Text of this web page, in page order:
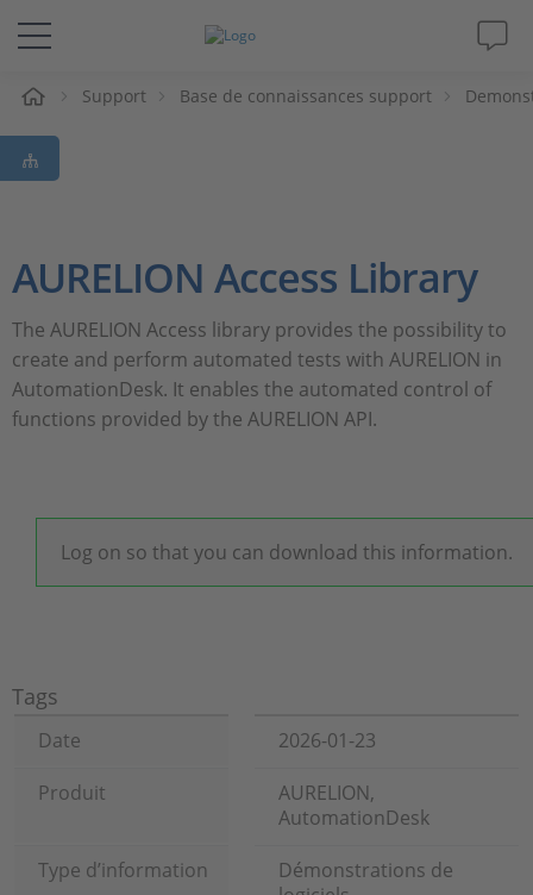
Solutions & Produits
Support
Carrières
Support Base de connaissances support
AURELION Access Library
The AURELION Access library provides the possibility to
create and perform automated tests with AURELION in
AutomationDesk. It enables the automated control of
functions provided by the AURELION API.
Log on so that you can download this information.
Tags
Date
2026-01-23
Produit
AURELION,
AutomationDesk
Type d’information
Démonstrations de